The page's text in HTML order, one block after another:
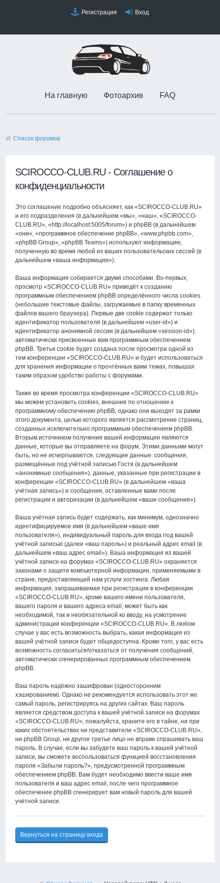
Регистрация Вход
На главную Фотоархив FAQ
Список форумов
SCIROCCO-CLUB.RU - Соглашение о
конфиденциальности
Это соглашение подробно объясняет, как «SCIROCCO-CLUB.RU»
и его подразделения (в дальнейшем «мы», «наш», «SCIROCCO-
CLUB.RU», «http://localhost:5005/forum») и phpBB (в дальнейшем
«они», «программное обеспечение phpBB», «www.phpbb.com»,
«phpBB Group», «phpBB Teams») используют информацию,
полученную во время любой из ваших пользовательских сессий (в
дальнейшем «ваша информация»).
Ваша информация собирается двумя способами. Во-первых,
просмотр «SCIROCCO-CLUB.RU» приведёт к созданию
программным обеспечением phpBB определённого числа cookies
(небольшие текстовые файлы, загружаемые в папку временных
файлов вашего браузера). Первые две cookie содержат только
идентификатор пользователя (в дальнейшем «user-id») и
идентификатор анонимной сессии (в дальнейшем «session-id»),
автоматически присвоенные вам программным обеспечением
phpBB. Третья cookie будет создана после просмотра одной из
тем конференции «SCIROCCO-CLUB.RU» и будет использоваться
для хранения информации о прочтённых вами темах, повышая
таким образом удобство работы с форумами.
Также во время просмотра конференции «SCIROCCO-CLUB.RU»
мы можем установить cookies, внешние по отношению к
программному обеспечению phpBB, однако они выходят за рамки
этого документа, целью которого является рассмотрение страниц,
созданных исключительно программным обеспечением phpBB.
Вторым источником получения вашей информации являются
данные, которые вы отправляете на форум. Этими данными могут
быть, но не исчерпываются, следующие данные: сообщения,
размещённые под учётной записью Гостя (в дальнейшем
«анонимные сообщения»), данные, указанные при регистрации в
конференции «SCIROCCO-CLUB.RU» (в дальнейшем «ваша
учётная запись») и сообщения, оставленные вами после
регистрации и авторизации (в дальнейшем «ваши сообщения»).
Ваша учётная запись будет содержать, как минимум, однозначно
идентифицируемое имя (в дальнейшем «ваше имя
пользователя»), индивидуальный пароль для входа под вашей
учётной записью (далее «ваш пароль») и реальный адрес email (в
дальнейшем «ваш адрес email»). Ваша информация из вашей
учётной записи на форумах «SCIROCCO-CLUB.RU» охраняется
законами о защите компьютерной информации, применяемыми в
стране, предоставляющей нам услуги хостинга. Любая
информация, запрашиваемая при регистрации в конференции
«SCIROCCO-CLUB.RU», кроме вашего имени пользователя,
вашего пароля и вашего адреса email, может быть как
необходимой, так и необязательной ко вводу, на усмотрение
администрации конференции «SCIROCCO-CLUB.RU». В любом
случае у вас есть возможность выбрать, какая информация из
вашей учётной записи будет общедоступна. Кроме того, у вас есть
возможность согласиться/отказаться от получения сообщений,
автоматически сгенерированных программным обеспечением
phpBB.
Ваш пароль надёжно зашифрован (односторонним
хэшированием). Однако не рекомендуется использовать этот же
самый пароль, регистрируясь на других сайтах. Ваш пароль
является средством доступа к вашей учётной записи на форумах
«SCIROCCO-CLUB.RU», пожалуйста, храните его в тайне, ни при
каких обстоятельствах ни представители «SCIROCCO-CLUB.RU»,
ни phpBB Group, ни другое третье лицо не вправе спрашивать ваш
пароль. В случае, если вы забудете ваш пароль к вашей учётной
записи, вы сможете воспользоваться функцией восстановления
пароля «Забыли пароль?», предусмотренной программным
обеспечением phpBB. Вам будет необходимо ввести ваше имя
пользователя и ваш адрес email, после чего программное
обеспечение phpBB сгенерирует вам новый пароль для вашей
учётной записи.
Вернуться на страницу входа